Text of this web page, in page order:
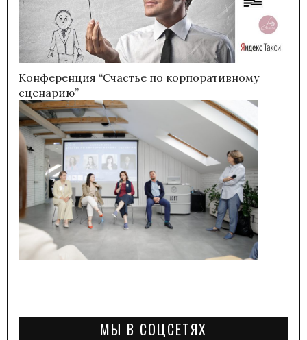
Конференция “Счастье по корпоративному
сценарию”
МЫ В СОЦСЕТЯХ